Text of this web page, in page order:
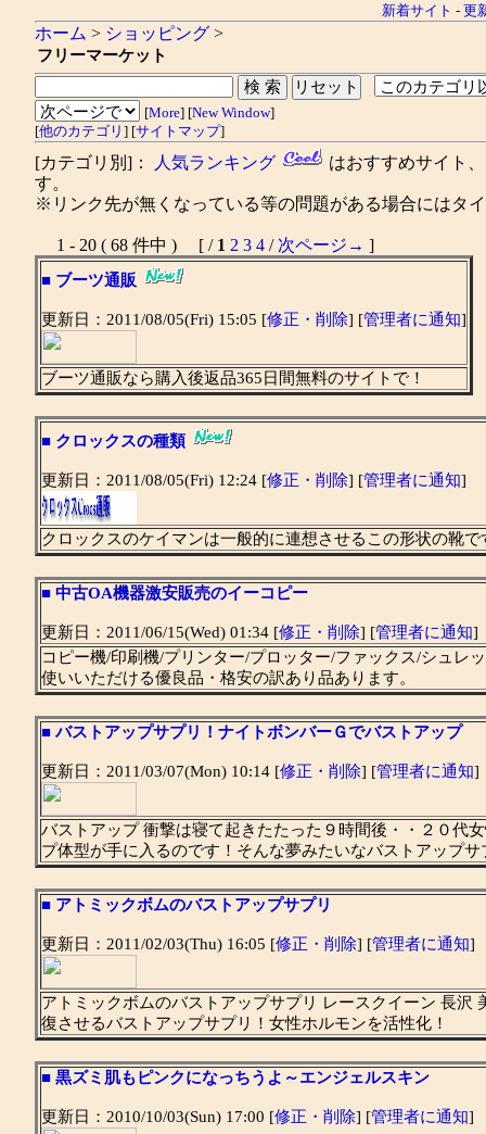
新着サイト - 更
ホーム > ショッピング >
フリーマーケット
[More] [New Window]
[他のカテゴリ ] [サイトマップ]
[カテゴリ別]： 人気ランキング
はおすすめサイト
す。
※リンク先が無くなっている等の問題がある場合にはタ
1 - 20 ( 68 件中 ) [ / 1 2 3 4 / 次ページ→ ]
■ ブーツ通販
更新日：2011/08/05(Fri) 15:05 [修正・削除] [管理者に通知]
ブーツ通販なら購入後返品365日間無料のサイトで！
■ クロックスの種類
更新日：2011/08/05(Fri) 12:24 [修正・削除] [管理者に通知]
クロックスのケイマンは一般的に連想させるこの形状の靴で
■ 中古OA機器激安販売のイーコピー
更新日：2011/06/15(Wed) 01:34 [修正・削除] [管理者に通知]
コピー機/印刷機/プリンター/プロッター/ファックス/シュレ
使いいただける優良品・格安の訳あり品あります。
■ バストアップサプリ！ナイトボンバーＧでバストアップ
更新日：2011/03/07(Mon) 10:14 [修正・削除] [管理者に通知]
バストアップ 衝撃は寝て起きたたった９時間後・・２０代
プ体型が手に入るのです！そんな夢みたいなバストアップサ
■ アトミックボムのバストアップサプリ
更新日：2011/02/03(Thu) 16:05 [修正・削除] [管理者に通知]
アトミックボムのバストアップサプリ レースクイーン 長
復させるバストアップサプリ！女性ホルモンを活性化！
■ 黒ズミ肌もピンクになっちうよ～エンジェルスキン
更新日：2010/10/03(Sun) 17:00 [修正・削除] [管理者に通知]